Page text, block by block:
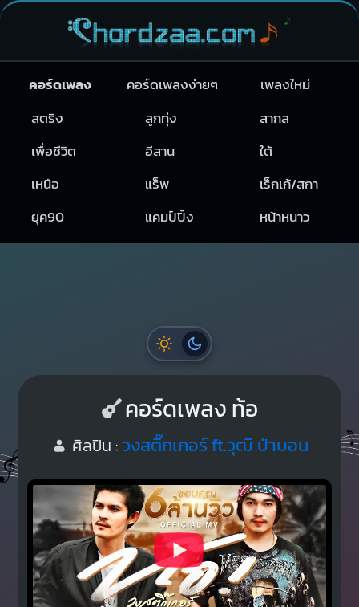
คอร์ดเพลง คอร์ดเพลงง่ายๆ
เพลงใหม่
สตริง
ลูกทุ่ง
สากล
เพื่อชีวิต
อีสาน
ใต้
เหนือ
แร็พ
เร็กเก้/สกา
ยุค90
แคมป์ปิ้ง หน้าหนาว
คอร์ดเพลง ท้อ
ศิลปิน :วงสติ๊กเกอร์ ft.วุฒิ ป่าบอน